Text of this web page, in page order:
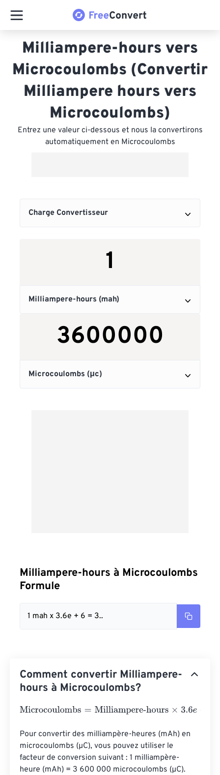
Milliampere-hours vers
Microcoulombs (Convertir
Milliampere hours vers
Microcoulombs)
Entrez une valeur ci-dessous et nous la convertirons
automatiquement en Microcoulombs
Milliampere-hours à Microcoulombs
Formule
1 mah x 3.6e + 6 = 3..
Comment convertir Milliampere-
hours à Microcoulombs?
Microcoulombs=Milliampere-hours×3.6e+ 6
Pour convertir des milliampère-heures (mAh) en
microcoulombs (µC), vous pouvez utiliser le
facteur de conversion suivant : 1 milliampère-
heure (mAh) = 3 600 000 microcoulombs (µC).